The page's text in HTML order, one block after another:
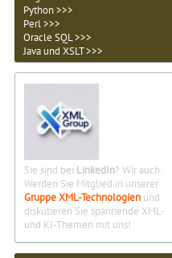
Python >>>
Perl >>>
Oracle SQL >>>
Java und XSLT >>>
Sie sind bei LinkedIn? Wir auch.
Werden Sie Mitglied in unserer
Gruppe XML-Technologien und
diskutieren Sie spannende XML-
und KI-Themen mit uns!